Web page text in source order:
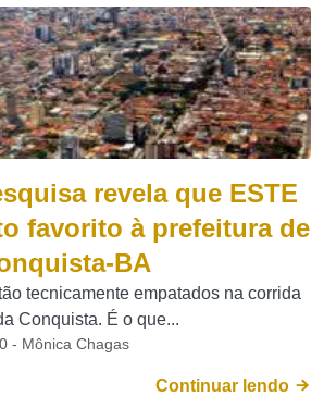
revela que ESTE
favorito à prefeitura de
BA
tecnicamente empatados na corrida
Conquista. É o que...
- Mônica Chagas
Continuar lendo